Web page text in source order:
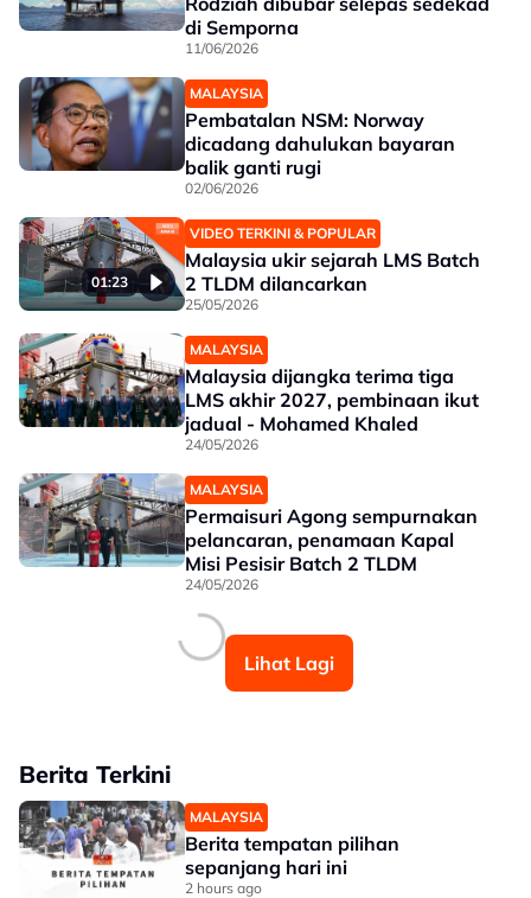
di Semporna
11/06/2026
MALAYSIA
Pembatalan NSM: Norway
dicadang dahulukan bayaran
balik ganti rugi
02/06/2026
01:23
VIDEO TERKINI & POPULAR
Malaysia ukir sejarah LMS Batch
2 TLDM dilancarkan
25/05/2026
MALAYSIA
Malaysia dijangka terima tiga
LMS akhir 2027, pembinaan ikut
jadual - Mohamed Khaled
24/05/2026
MALAYSIA
Permaisuri Agong sempurnakan
pelancaran, penamaan Kapal
Misi Pesisir Batch 2 TLDM
24/05/2026
Lihat Lagi
Berita Terkini
MALAYSIA
Berita tempatan pilihan
sepanjang hari ini
2 hours ago